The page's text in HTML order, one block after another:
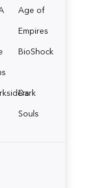
Age of
Empires
BioShock
Dark
Souls